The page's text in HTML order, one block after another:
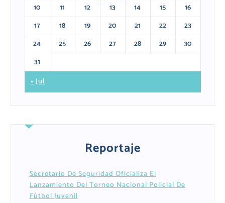
10
11 12 13 14 15
16
17
18 19 20 21 22
23
24
25 26 27 28 29
30
31
« Jul
Reportaje
Secretario De Seguridad Oficializa El
Lanzamiento Del Torneo Nacional Policial De
Fútbol Juvenil